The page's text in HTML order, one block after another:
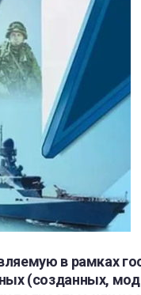
в рамках
(созданных,